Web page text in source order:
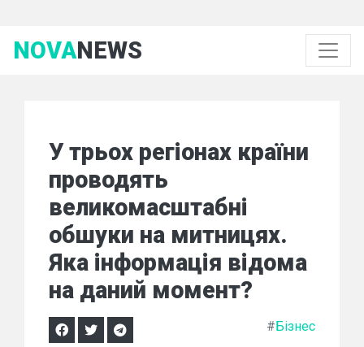
NOVANEWS
У трьох регіонах країни
проводять
великомасштабні
обшуки на митницях.
Яка інформація відома
на даний момент?
#Бізнес